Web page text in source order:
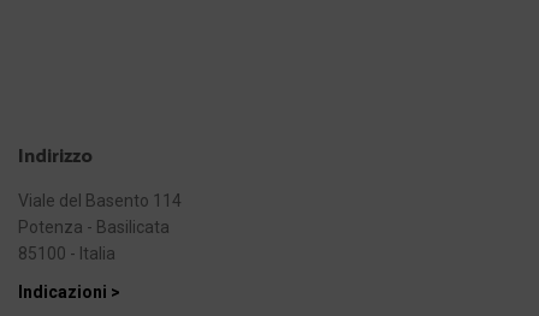
Indirizzo
Viale del Basento 114
Potenza - Basilicata
85100 - Italia
Indicazioni >